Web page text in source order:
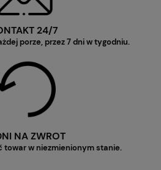
24/7
porze, przez 7 dni w tygodniu.
NA ZWROT
towar w niezmienionym stanie.